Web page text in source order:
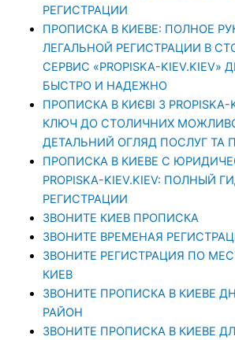
РЕГИСТРАЦИИ
ПРОПИСКА В КИЕВЕ: ПОЛНОЕ
ЛЕГАЛЬНОЙ РЕГИСТРАЦИИ В
СЕРВИС «PROPISKA-KIEV.KIEV»
БЫСТРО И НАДЕЖНО
ПРОПИСКА В КИЄВІ З PROPISKA-
КЛЮЧ ДО СТОЛИЧНИХ
ДЕТАЛЬНИЙ ОГЛЯД ПОСЛУГ ТА
ПРОПИСКА В КИЕВЕ С
PROPISKA-KIEV.KIEV: ПОЛНЫЙ
РЕГИСТРАЦИИ
ЗВОНИТЕ КИЕВ ПРОПИСКА
ЗВОНИТЕ ВРЕМЕНАЯ
ЗВОНИТЕ РЕГИСТРАЦИЯ ПО
КИЕВ
ЗВОНИТЕ ПРОПИСКА В КИЕВЕ
РАЙОН
ЗВОНИТЕ ПРОПИСКА В КИЕВЕ